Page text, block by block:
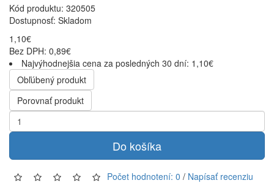
Kód produktu: 320505
Dostupnosť: Skladom
1,10€
Bez DPH: 0,89€
Najvýhodnejšia cena za posledných 30 dní: 1,10€
Obľúbený produkt
Porovnať produkt
Do košíka
Počet hodnotení: 0 / Napísať recenziu